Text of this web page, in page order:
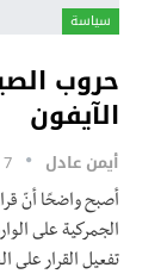
سياسة
حروب
الآيفون
أيمن عادل 7 مايو 2025
أصبح واضحًا أنّ
الجمركية على
تفعيل القرار على